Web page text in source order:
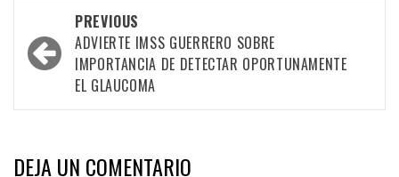
navigation
PREVIOUS
ADVIERTE IMSS GUERRERO SOBRE
IMPORTANCIA DE DETECTAR OPORTUNAMENTE
EL GLAUCOMA
DEJA UN COMENTARIO